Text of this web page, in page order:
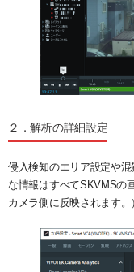
２．解析の詳細設定
侵入検知のエリア設定や
な情報はすべてSKVMSの
カメラ側に反映されます。